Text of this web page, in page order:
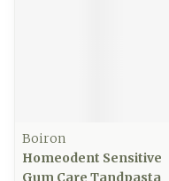
Boiron
Homeodent Sensitive
Gum Care Tandpasta